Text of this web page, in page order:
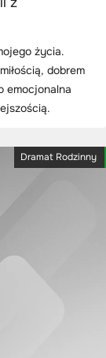
życia.
dobrem
emocjonalna
Dramat Rodzinny